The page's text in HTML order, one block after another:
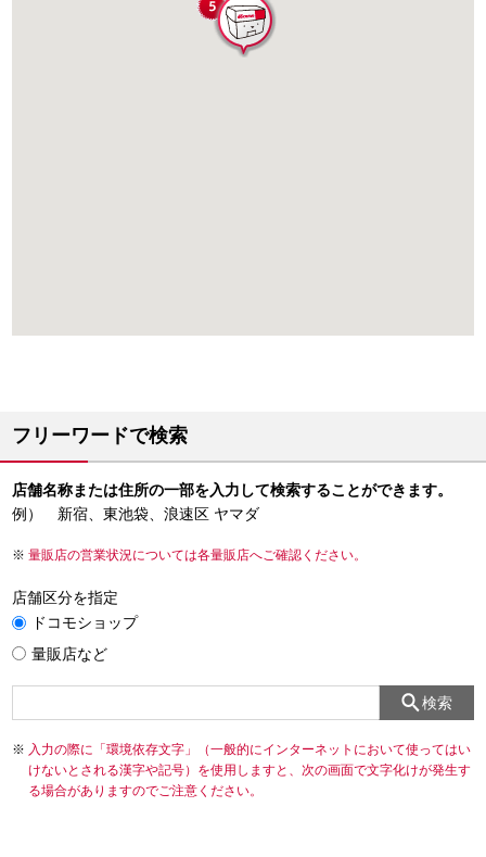
フリーワードで検索
店舗名称または住所の一部を入力して検索することができます。
例） 新宿、東池袋、浪速区 ヤマダ
量販店の営業状況については各量販店へご確認ください。
店舗区分を指定
ドコモショップ
量販店など
検索
入力の際に「環境依存文字」（一般的にインターネットにおいて使ってはい
けないとされる漢字や記号）を使用しますと、次の画面で文字化けが発生す
る場合がありますのでご注意ください。